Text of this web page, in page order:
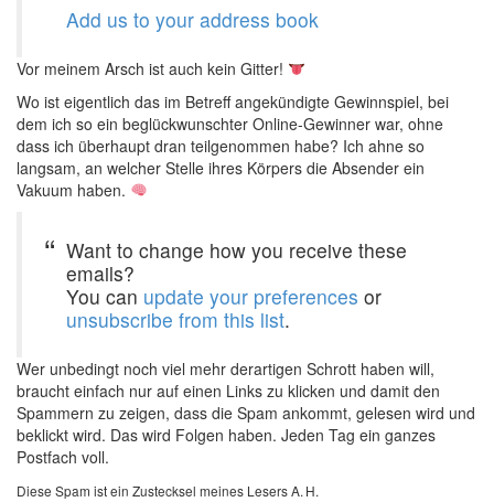
Add us to your address book
Vor meinem Arsch ist auch kein Gitter!
Wo ist eigentlich das im Betreff angekündigte Gewinnspiel, bei
dem ich so ein beglückwunschter Online-Gewinner war, ohne
dass ich überhaupt dran teilgenommen habe? Ich ahne so
langsam, an welcher Stelle ihres Körpers die Absender ein
Vakuum haben.
Want to change how you receive these
emails?
You can update your preferences or
unsubscribe from this list.
Wer unbedingt noch viel mehr derartigen Schrott haben will,
braucht einfach nur auf einen Links zu klicken und damit den
Spammern zu zeigen, dass die Spam ankommt, gelesen wird und
beklickt wird. Das wird Folgen haben. Jeden Tag ein ganzes
Postfach voll.
Diese Spam ist ein Zustecksel meines Lesers A. H.